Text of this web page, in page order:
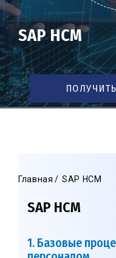
SAP HCM
Главная SAP HCM
SAP HCM
1. Базовые